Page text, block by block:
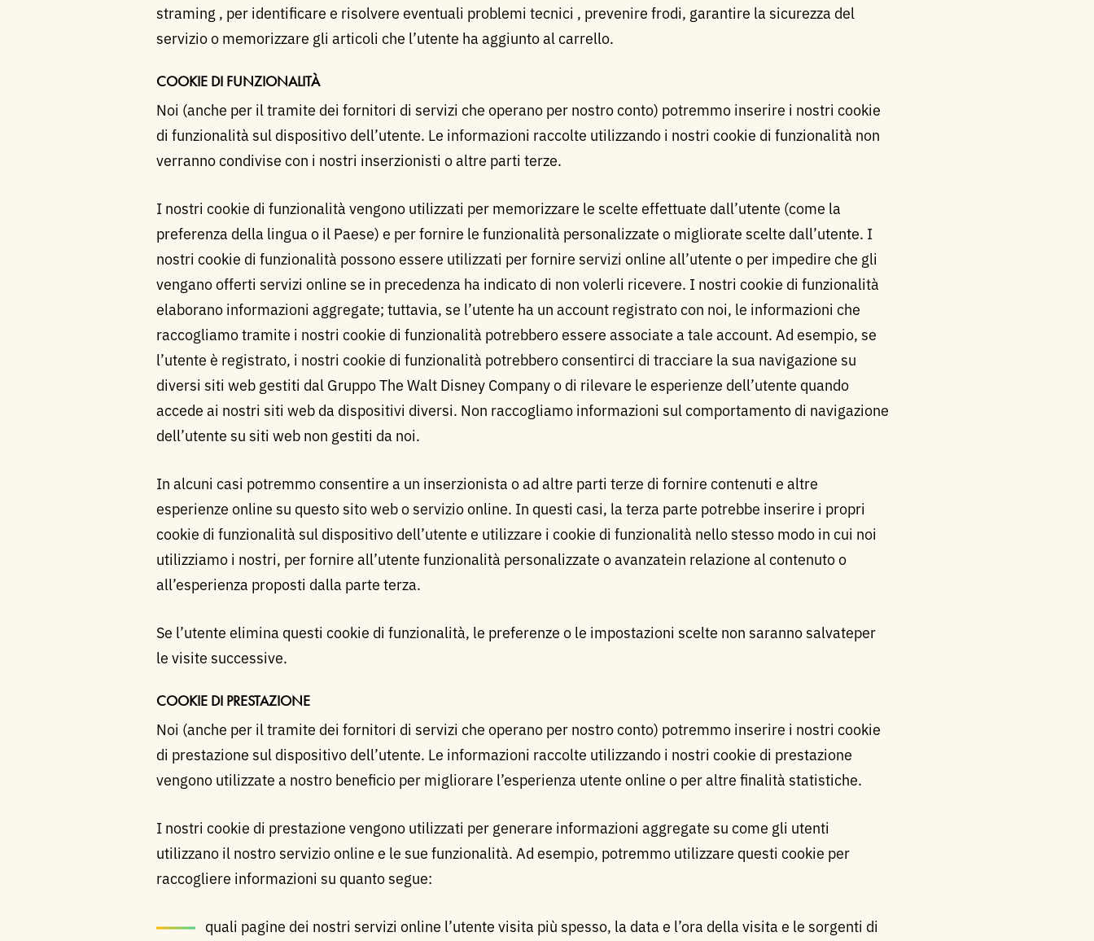
straming , per identificare e risolvere eventuali problemi tecnici , prevenire frodi, garantire la sicurezza del
servizio o memorizzare gli articoli che l’utente ha aggiunto al carrello.
COOKIE DI FUNZIONALITÀ
Noi (anche per il tramite dei fornitori di servizi che operano per nostro conto) potremmo inserire i nostri cookie
di funzionalità sul dispositivo dell’utente. Le informazioni raccolte utilizzando i nostri cookie di funzionalità non
verranno condivise con i nostri inserzionisti o altre parti terze.
I nostri cookie di funzionalità vengono utilizzati per memorizzare le scelte effettuate dall’utente (come la
preferenza della lingua o il Paese) e per fornire le funzionalità personalizzate o migliorate scelte dall’utente. I
nostri cookie di funzionalità possono essere utilizzati per fornire servizi online all’utente o per impedire che gli
vengano offerti servizi online se in precedenza ha indicato di non volerli ricevere. I nostri cookie di funzionalità
elaborano informazioni aggregate; tuttavia, se l’utente ha un account registrato con noi, le informazioni che
raccogliamo tramite i nostri cookie di funzionalità potrebbero essere associate a tale account. Ad esempio, se
l’utente è registrato, i nostri cookie di funzionalità potrebbero consentirci di tracciare la sua navigazione su
diversi siti web gestiti dal Gruppo The Walt Disney Company o di rilevare le esperienze dell’utente quando
accede ai nostri siti web da dispositivi diversi. Non raccogliamo informazioni sul comportamento di navigazione
dell’utente su siti web non gestiti da noi.
In alcuni casi potremmo consentire a un inserzionista o ad altre parti terze di fornire contenuti e altre
esperienze online su questo sito web o servizio online. In questi casi, la terza parte potrebbe inserire i propri
cookie di funzionalità sul dispositivo dell’utente e utilizzare i cookie di funzionalità nello stesso modo in cui noi
utilizziamo i nostri, per fornire all’utente funzionalità personalizzate o avanzatein relazione al contenuto o
all’esperienza proposti dalla parte terza.
Se l’utente elimina questi cookie di funzionalità, le preferenze o le impostazioni scelte non saranno salvateper
le visite successive.
COOKIE DI PRESTAZIONE
Noi (anche per il tramite dei fornitori di servizi che operano per nostro conto) potremmo inserire i nostri cookie
di prestazione sul dispositivo dell’utente. Le informazioni raccolte utilizzando i nostri cookie di prestazione
vengono utilizzate a nostro beneficio per migliorare l’esperienza utente online o per altre finalità statistiche.
I nostri cookie di prestazione vengono utilizzati per generare informazioni aggregate su come gli utenti
utilizzano il nostro servizio online e le sue funzionalità. Ad esempio, potremmo utilizzare questi cookie per
raccogliere informazioni su quanto segue:
quali pagine dei nostri servizi online l’utente visita più spesso, la data e l’ora della visita e le sorgenti di